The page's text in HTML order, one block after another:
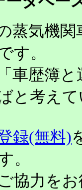
蒸気機
す。
車歴簿
と考え
録(無料)
。
協力を